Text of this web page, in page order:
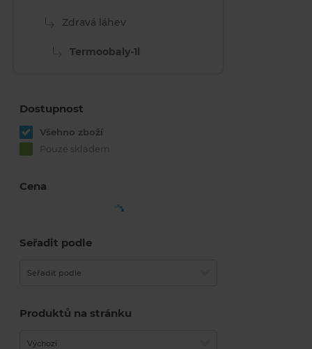
Zdravá láhev
Termoobaly-1l
Dostupnost
Všehno zboží
Pouze skladem
Cena
Seřadit podle
Seřadit podle
Produktů na stránku
Výchozí